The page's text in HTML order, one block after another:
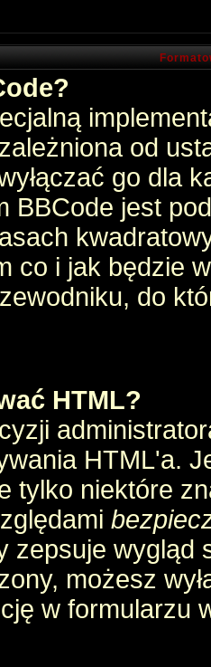
od
go dla
BBCode jest
co i jak będzie
do
HTML?
HTML'a.
tylko niektóre
zepsuje wygląd
możesz
w formularzu